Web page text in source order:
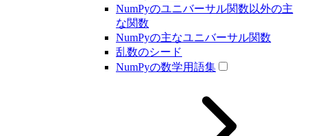
NumPyのユニバーサル関数以外の主
な関数
NumPyの主なユニバーサル関数
乱数のシード
NumPyの数学用語集